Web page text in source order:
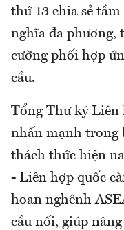
thứ 13 chia sẻ
nghĩa đa phương,
cường phối hợp
cầu.
Tổng Thư ký Liên
nhấn mạnh trong
thách thức hiện
- Liên hợp quốc
hoan nghênh
cầu nối, giúp